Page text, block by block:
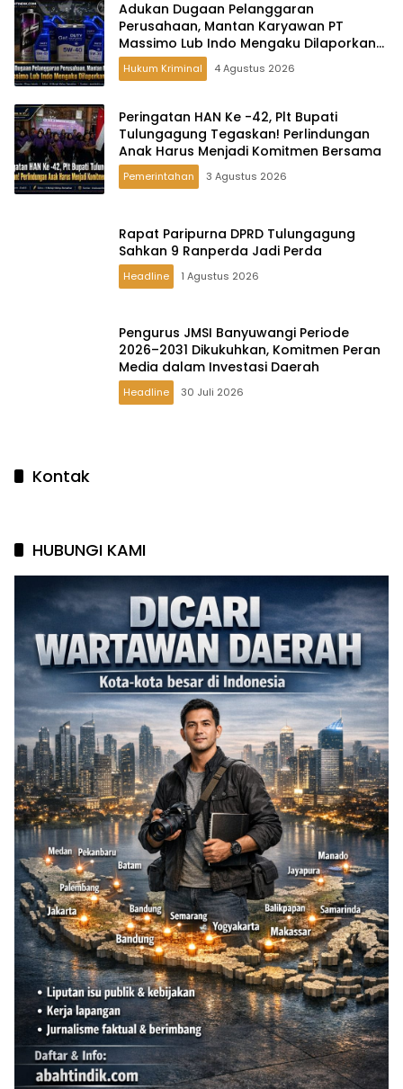
Adukan Dugaan Pelanggaran
Perusahaan, Mantan Karyawan PT
Massimo Lub Indo Mengaku Dilaporkan
ke Polisi
Hukum Kriminal 4 Agustus 2026
Peringatan HAN Ke -42, Plt Bupati
Tulungagung Tegaskan! Perlindungan
Anak Harus Menjadi Komitmen Bersama
Pemerintahan 3 Agustus 2026
Rapat Paripurna DPRD Tulungagung
Sahkan 9 Ranperda Jadi Perda
Headline 1 Agustus 2026
Pengurus JMSI Banyuwangi Periode
2026–2031 Dikukuhkan, Komitmen Peran
Media dalam Investasi Daerah
Headline 30 Juli 2026
Kontak
HUBUNGI KAMI